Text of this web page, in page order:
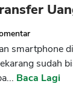
smartphone
sudah
Baca Lagi